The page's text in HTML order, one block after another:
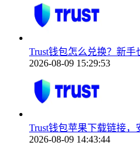
Trust钱包怎么兑换？新
2026-08-09 15:29:53
Trust钱包苹果下载链接
2026-08-09 14:43:44